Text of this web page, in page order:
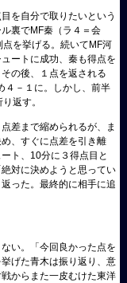
を自分で取りたいという
裏でMF秦（ラ４＝会
を挙げる。続いてMF河
ートに成功、秦も得点を
の後、１点を返される
４－１に。しかし、前半
返す。
差まで縮められるが、ま
、すぐに点差を引き離
ト、10分に３得点目と
対に決めようと思ってい
った。最終的に相手に追
い。「今回良かった点を
げた青木は振り返り、意
からまた一皮むけた東洋